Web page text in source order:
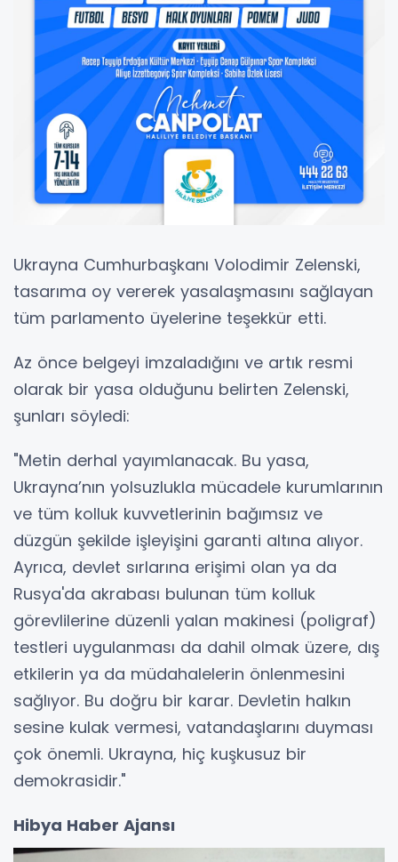
Ukrayna Cumhurbaşkanı Volodimir Zelenski,
tasarıma oy vererek yasalaşmasını sağlayan
tüm parlamento üyelerine teşekkür etti.
Az önce belgeyi imzaladığını ve artık resmi
olarak bir yasa olduğunu belirten Zelenski,
şunları söyledi:
"Metin derhal yayımlanacak. Bu yasa,
Ukrayna’nın yolsuzlukla mücadele kurumlarının
ve tüm kolluk kuvvetlerinin bağımsız ve
düzgün şekilde işleyişini garanti altına alıyor.
Ayrıca, devlet sırlarına erişimi olan ya da
Rusya'da akrabası bulunan tüm kolluk
görevlilerine düzenli yalan makinesi (poligraf)
testleri uygulanması da dahil olmak üzere, dış
etkilerin ya da müdahalelerin önlenmesini
sağlıyor. Bu doğru bir karar. Devletin halkın
sesine kulak vermesi, vatandaşlarını duyması
çok önemli. Ukrayna, hiç kuşkusuz bir
demokrasidir."
Hibya Haber Ajansı